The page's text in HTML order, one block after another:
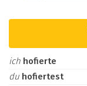
ich hofierte
du hofiertest